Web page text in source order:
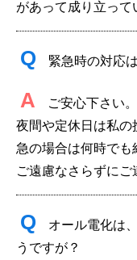
があって成り立って
Q 緊急時の対応
A
ご安心下さい
夜間や定休日は私の
急の場合は何時でも
ご遠慮なさらずにご
Q
オール電化は
うですが？